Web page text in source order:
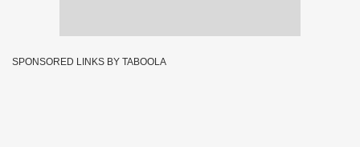
SPONSORED LINKS BY TABOOLA